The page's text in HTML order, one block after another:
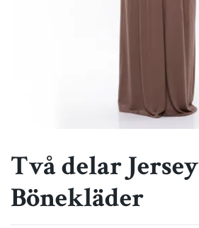
Två delar Jersey
Bönekläder